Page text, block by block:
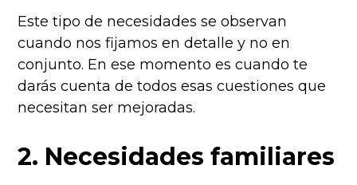
Este tipo de necesidades se observan
cuando nos fijamos en detalle y no en
conjunto. En ese momento es cuando te
darás cuenta de todos esas cuestiones que
necesitan ser mejoradas.
2. Necesidades familiares